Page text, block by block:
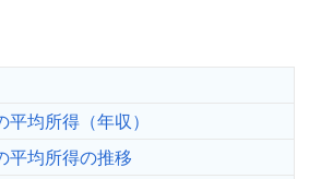
均所得（年収）
平均所得の推移